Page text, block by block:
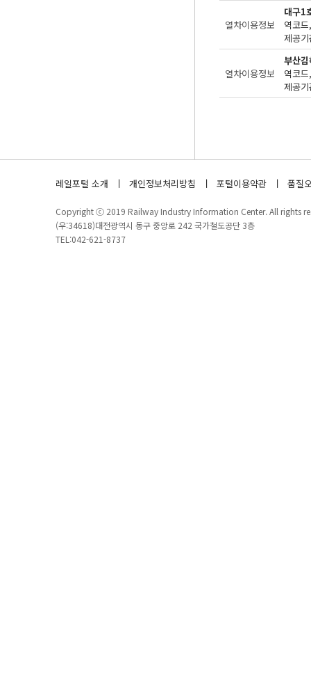
열차이용정보
대구1
제공
열차이용정보
부산
제공
레일포털 소개 개인정보처리방침 포털이용약관 품질
Copyright ⓒ 2019 Railway Industry Information Center. All rights
(우:34618)대전광역시 동구 중앙로 242 국가철도공단 3층
TEL:042-621-8737